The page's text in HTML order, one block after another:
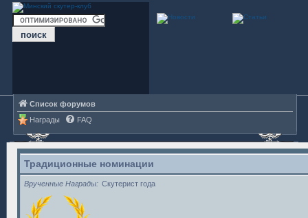
Список форумов
Награды
FAQ
Традиционные номинации
Врученные Награды Скутерист года